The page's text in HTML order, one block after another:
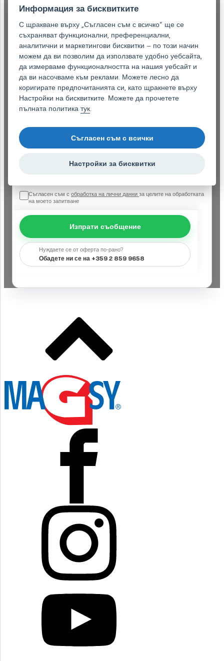
Име на компанията:
Електронна поща (задължително)*
Телефон:
Съгласен съм с обработка на лични данни за целите на обработката
на моето запитване
Изпрати съобщение
Нуждаете се от оферта по-рано?
Обадете ни се на +359 2 859 9658
Информация за бисквитките
С щракване върху „Съгласен съм с всичко“ ще се
съхраняват функционални, преференциални,
аналитични и маркетингови бисквитки – по този начин
можем да ви позволим да използвате удобно уебсайта,
да измерваме функционалността на нашия уебсайт и
да ви насочваме към реклами. Можете лесно да
коригирате предпочитанията си, като щракнете върху
Настройки на бисквитките. Можете да прочетете
пълната политикатук.
Съгласен съм с всички
Настройки за бисквитки